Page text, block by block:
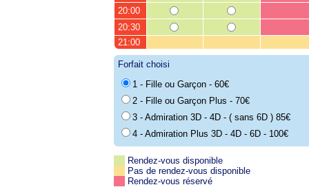
20:00
20:30
21:00
Forfait choisi
1 - Fille ou Garçon - 60€
2 - Fille ou Garçon Plus - 70€
3 - Admiration 3D - 4D - ( sans 6D ) 85€
4 - Admiration Plus 3D - 4D - 6D - 100€
Rendez-vous disponible
Pas de rendez-vous disponible
Rendez-vous réservé